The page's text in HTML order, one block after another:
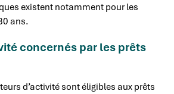
existent notamment pour les
ans.
concernés par les prêts
d’activité sont éligibles aux prêts